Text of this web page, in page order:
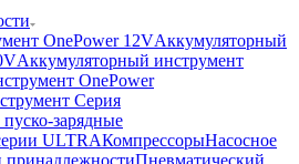
OnePower 12VАккумуляторный
Аккумуляторный инструмент
OnePower
Серия
зарядные
ULTRAКомпрессорыНасосное
принадлежностиПневматический